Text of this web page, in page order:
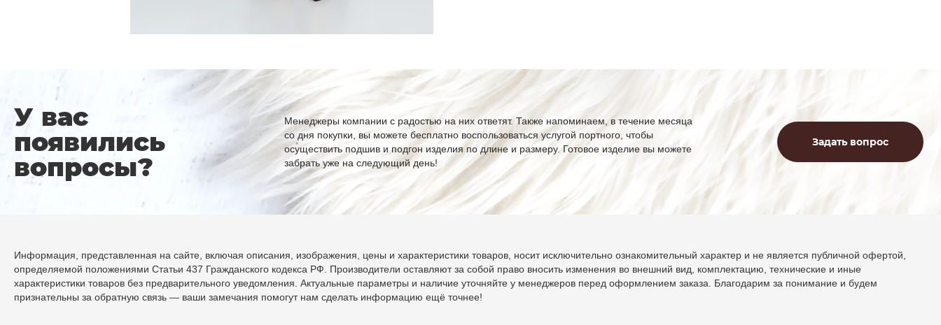
У вас
появились
вопросы?
Менеджеры компании с радостью на них ответят. Также напоминаем, в течение месяца
со дня покупки, вы можете бесплатно воспользоваться услугой портного, чтобы
осуществить подшив и подгон изделия по длине и размеру. Готовое изделие вы можете
забрать уже на следующий день!
Задать вопрос
Информация, представленная на сайте, включая описания, изображения, цены и характеристики товаров, носит исключительно ознакомительный характер и не является публичной офертой,
определяемой положениями Статьи 437 Гражданского кодекса РФ. Производители оставляют за собой право вносить изменения во внешний вид, комплектацию, технические и иные
характеристики товаров без предварительного уведомления. Актуальные параметры и наличие уточняйте у менеджеров перед оформлением заказа. Благодарим за понимание и будем
признательны за обратную связь — ваши замечания помогут нам сделать информацию ещё точнее!